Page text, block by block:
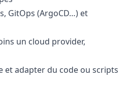
GitOps (ArgoCD…) et
un cloud provider,
et adapter du code ou scripts